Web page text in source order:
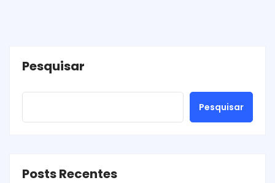
Pesquisar
Pesquisar
Posts Recentes